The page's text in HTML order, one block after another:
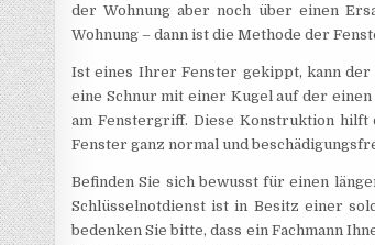
der Wohnung aber noch über einen
Wohnung – dann ist die Methode der
Ist eines Ihrer Fenster gekippt, kann der
eine Schnur mit einer Kugel auf der
am Fenstergriff. Diese Konstruktion hilft
Fenster ganz normal und
Befinden Sie sich bewusst für einen
Schlüsselnotdienst ist in Besitz einer
bedenken Sie bitte, dass ein Fachmann